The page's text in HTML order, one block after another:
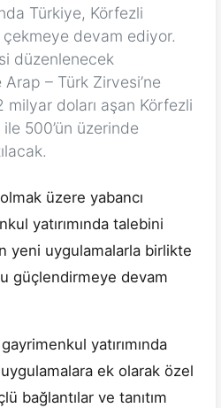
Türkiye, Körfezli
çekmeye devam ediyor.
düzenlenecek
– Türk Zirvesi’ne
doları aşan Körfezli
500’ün üzerinde
üzere yabancı
yatırımında talebini
yeni uygulamalarla birlikte
güçlendirmeye devam
gayrimenkul yatırımında
ek olarak özel
bağlantılar ve tanıtım